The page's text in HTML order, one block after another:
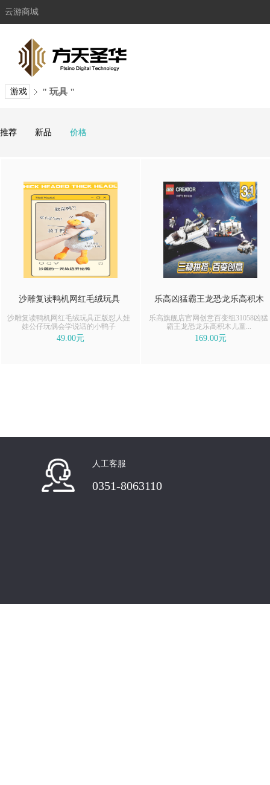
云游商城
游戏 " 玩具 "
推荐 新品 价格
沙雕复读鸭机网红毛绒玩具
沙雕复读鸭机网红毛绒玩具正版怼人娃
娃公仔玩偶会学说话的小鸭子
49.00元
乐高凶猛霸王龙恐龙乐高积木
乐高旗舰店官网创意百变组31058凶猛
霸王龙恐龙乐高积木儿童...
169.00元
人工客服
0351-8063110